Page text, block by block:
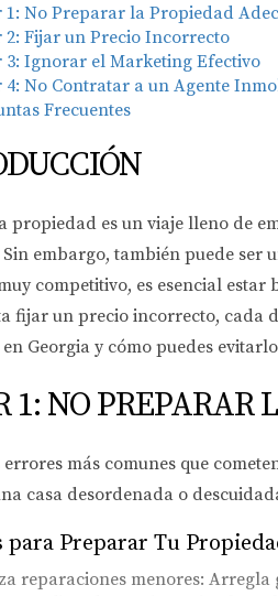
No Preparar la Propiedad
Fijar un Precio Incorrecto
3: Ignorar el Marketing Efectivo
No Contratar a un Agente
Frecuentes
propiedad es un viaje lleno de
embargo, también puede ser
competitivo, es esencial
fijar un precio incorrecto, cada
Georgia y cómo puedes
1: NO
más comunes que
casa desordenada o
para Preparar Tu
reparaciones menores: